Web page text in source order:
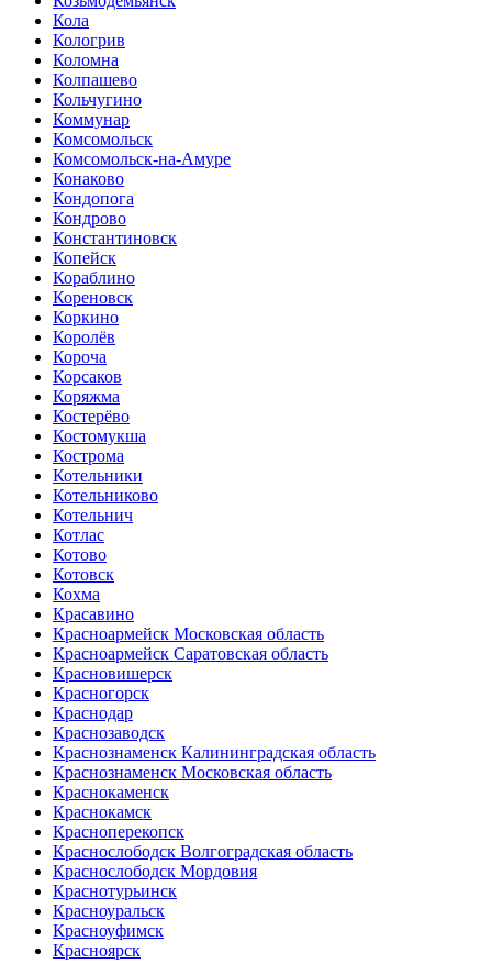
Кола
Кологрив
Коломна
Колпашево
Кольчугино
Коммунар
Комсомольск
Комсомольск-на-Амуре
Конаково
Кондопога
Кондрово
Константиновск
Копейск
Кораблино
Кореновск
Коркино
Королёв
Короча
Корсаков
Коряжма
Костерёво
Костомукша
Кострома
Котельники
Котельниково
Котельнич
Котлас
Котово
Котовск
Кохма
Красавино
Красноармейск Московская область
Красноармейск Саратовская область
Красновишерск
Красногорск
Краснодар
Краснозаводск
Краснознаменск Калининградская область
Краснознаменск Московская область
Краснокаменск
Краснокамск
Красноперекопск
Краснослободск Волгоградская область
Краснослободск Мордовия
Краснотурьинск
Красноуральск
Красноуфимск
Красноярск